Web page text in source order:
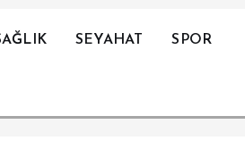
SEYAHAT SPOR